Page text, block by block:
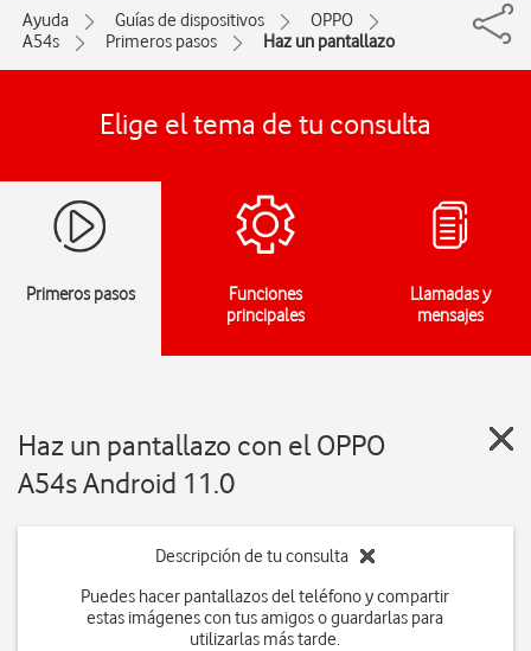
Ayuda Guías de dispositivos
OPPO
A54s
Primeros pasos Haz un pantallazo
Elige el tema de tu consulta
Primeros pasos
Funciones
principales
Llamadas y
mensajes
Haz un pantallazo con el OPPO
A54s Android 11.0
Descripción de tu consulta
Puedes hacer pantallazos del teléfono y compartir
estas imágenes con tus amigos o guardarlas para
utilizarlas más tarde.